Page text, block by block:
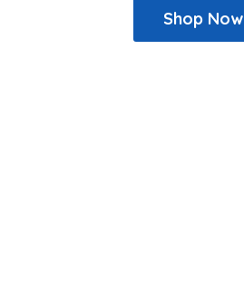
Shop Now